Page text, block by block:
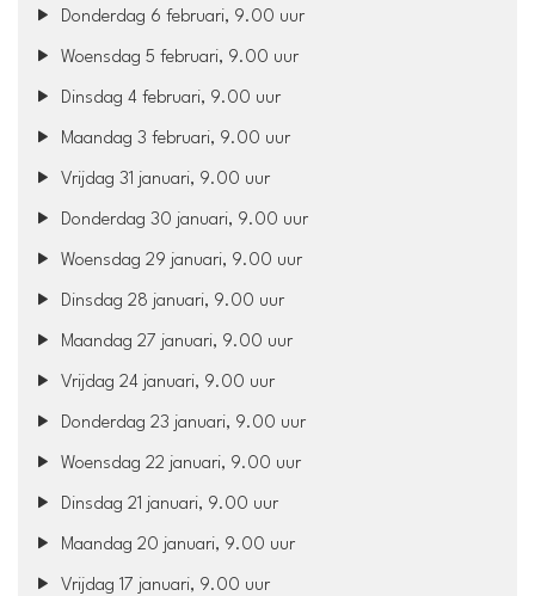
Donderdag 6 februari, 9.00 uur
Woensdag 5 februari, 9.00 uur
Dinsdag 4 februari, 9.00 uur
Maandag 3 februari, 9.00 uur
Vrijdag 31 januari, 9.00 uur
Donderdag 30 januari, 9.00 uur
Woensdag 29 januari, 9.00 uur
Dinsdag 28 januari, 9.00 uur
Maandag 27 januari, 9.00 uur
Vrijdag 24 januari, 9.00 uur
Donderdag 23 januari, 9.00 uur
Woensdag 22 januari, 9.00 uur
Dinsdag 21 januari, 9.00 uur
Maandag 20 januari, 9.00 uur
Vrijdag 17 januari, 9.00 uur